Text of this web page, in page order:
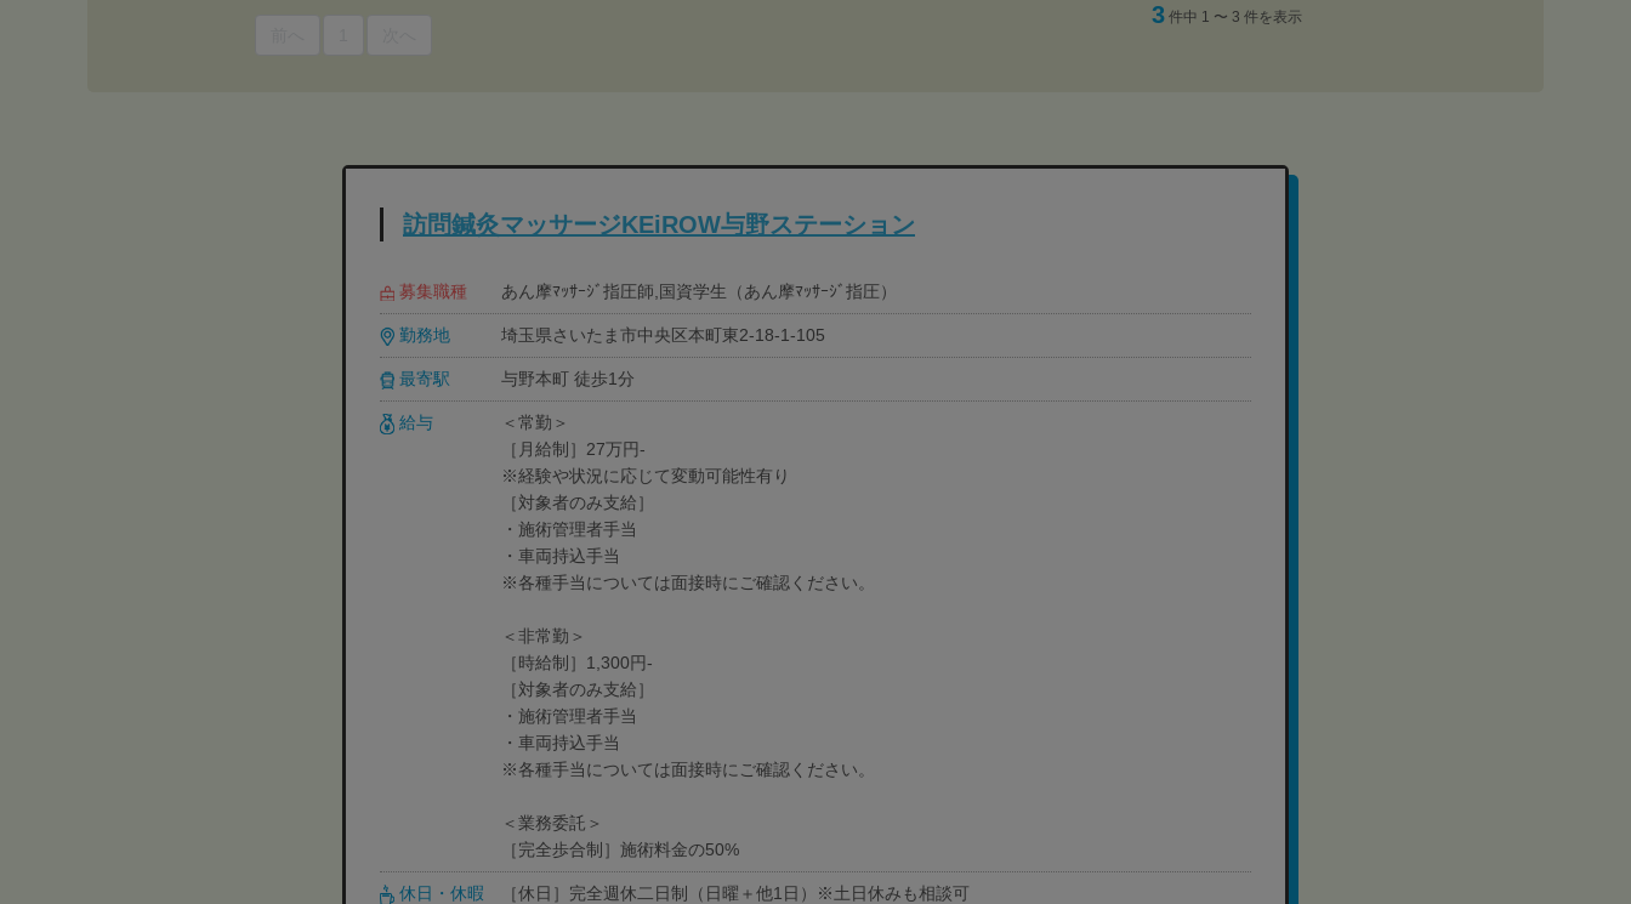
3 件中 1 〜 3 件を表示
訪問鍼灸マッサージKEiROW与野ステーション
募集職種 あん摩ﾏｯｻｰｼﾞ指圧師,国資学生（あん摩ﾏｯｻｰｼﾞ指圧）
勤務地 埼玉県さいたま市中央区本町東2-18-1-105
最寄駅 与野本町 徒歩1分
給与
＜常勤＞
［月給制］27万円-
※経験や状況に応じて変動可能性有り
［対象者のみ支給］
・施術管理者手当
・車両持込手当
※各種手当については面接時にご確認ください。
＜非常勤＞
［時給制］1,300円-
［対象者のみ支給］
・施術管理者手当
・車両持込手当
※各種手当については面接時にご確認ください。
＜業務委託＞
［完全歩合制］施術料金の50%
休日・休暇
［休日］完全週休二日制（日曜＋他1日）※土日休みも相談可